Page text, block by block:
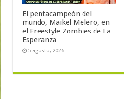
El pentacampeón del
mundo, Maikel Melero, en
el Freestyle Zombies de La
Esperanza
5 agosto, 2026